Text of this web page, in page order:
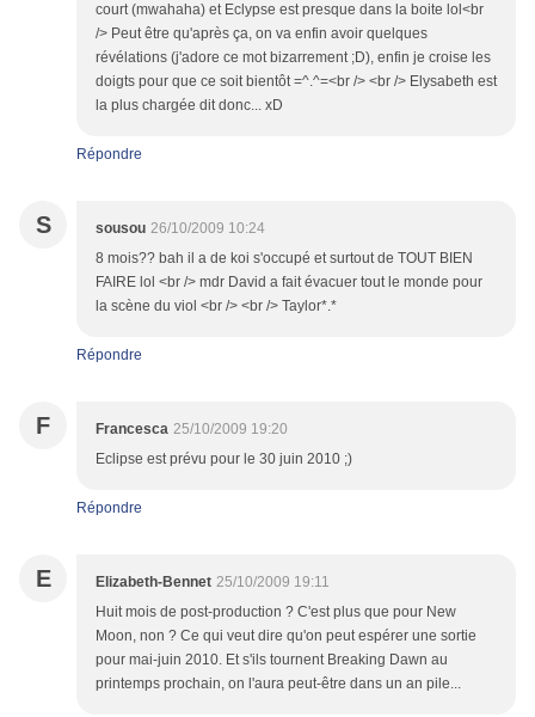
court (mwahaha) et Eclypse est presque dans la boite lol<br
/> Peut être qu'après ça, on va enfin avoir quelques
révélations (j'adore ce mot bizarrement ;D), enfin je croise les
doigts pour que ce soit bientôt =^.^=<br /> <br /> Elysabeth est
la plus chargée dit donc... xD
Répondre
S sousou 26/10/2009 10:24
8 mois?? bah il a de koi s'occupé et surtout de TOUT BIEN
FAIRE lol <br /> mdr David a fait évacuer tout le monde pour
la scène du viol <br /> <br /> Taylor*.*
Répondre
F Francesca 25/10/2009 19:20
Eclipse est prévu pour le 30 juin 2010 ;)
Répondre
E Elizabeth-Bennet 25/10/2009 19:11
Huit mois de post-production ? C'est plus que pour New
Moon, non ? Ce qui veut dire qu'on peut espérer une sortie
pour mai-juin 2010. Et s'ils tournent Breaking Dawn au
printemps prochain, on l'aura peut-être dans un an pile...